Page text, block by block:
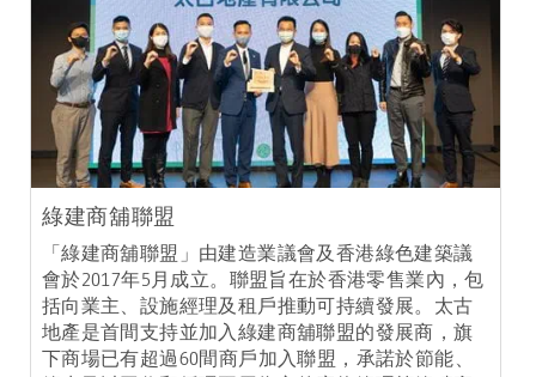
綠建商舖聯盟
「綠建商舖聯盟」由建造業議會及香港綠色建築議
會於2017年5月成立。聯盟旨在於香港零售業內，包
括向業主、設施經理及租戶推動可持續發展。太古
地產是首間支持並加入綠建商舖聯盟的發展商，旗
下商場已有超過60間商戶加入聯盟，承諾於節能、